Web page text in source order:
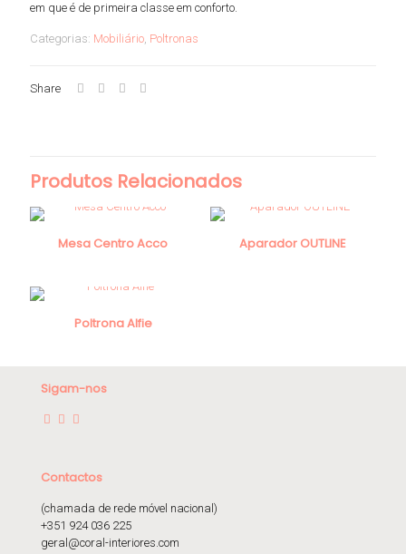
em que é de primeira classe em conforto.
Categorias: Mobiliário, Poltronas
Share
Produtos Relacionados
Mesa Centro Acco Aparador OUTLINE
Poltrona Alfie
Sigam-nos
Contactos
(chamada de rede móvel nacional)
+351 924 036 225
geral@coral-interiores.com